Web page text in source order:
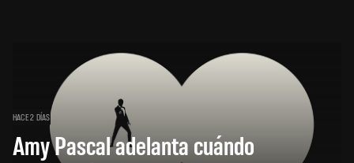
HACE 2 DÍAS
Amy Pascal adelanta cuándo